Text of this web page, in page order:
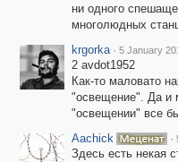
ни одного
многолюдных
krgorka · 5 January
2 avdot1952
Как-то маловато
"освещение". Да и
"освещении" все
Aachick
·
Здесь есть некая